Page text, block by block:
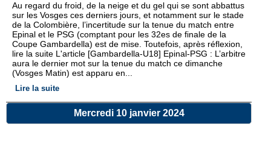
Au regard du froid, de la neige et du gel qui se sont abbattus
sur les Vosges ces derniers jours, et notamment sur le stade
de la Colombière, l’incertitude sur la tenue du match entre
Epinal et le PSG (comptant pour les 32es de finale de la
Coupe Gambardella) est de mise. Toutefois, après réflexion,
lire la suite L'article [Gambardella-U18] Epinal-PSG : L’arbitre
aura le dernier mot sur la tenue du match ce dimanche
(Vosges Matin) est apparu en...
Lire la suite
Mercredi 10 janvier 2024